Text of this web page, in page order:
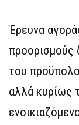
Έρευνα
προορισμούς
του
αλλά κυρίως